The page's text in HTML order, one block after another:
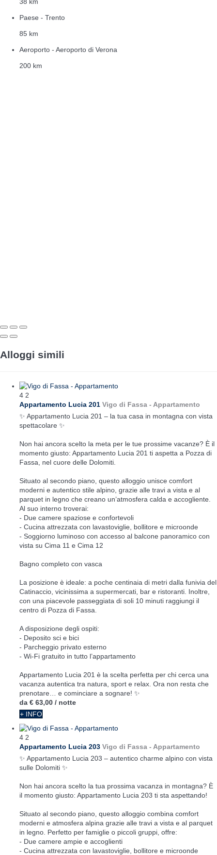
38 km
Paese - Trento
85 km
Aeroporto - Aeroporto di Verona
200 km
Alloggi simili
4 2
Appartamento Lucia 201 Vigo di Fassa - Appartamento
✨ Appartamento Lucia 201 – la tua casa in montagna con vista
spettacolare ✨
Non hai ancora scelto la meta per le tue prossime vacanze? È il
momento giusto: Appartamento Lucia 201 ti aspetta a Pozza di
Fassa, nel cuore delle Dolomiti.
Situato al secondo piano, questo alloggio unisce comfort
moderni e autentico stile alpino, grazie alle travi a vista e al
parquet in legno che creano un’atmosfera calda e accogliente.
Al suo interno troverai:
- Due camere spaziose e confortevoli
- Cucina attrezzata con lavastoviglie, bollitore e microonde
- Soggiorno luminoso con accesso al balcone panoramico con
vista su Cima 11 e Cima 12
Bagno completo con vasca
La posizione è ideale: a poche centinaia di metri dalla funivia del
Catinaccio, vicinissima a supermercati, bar e ristoranti. Inoltre,
con una piacevole passeggiata di soli 10 minuti raggiungi il
centro di Pozza di Fassa.
A disposizione degli ospiti:
- Deposito sci e bici
- Parcheggio privato esterno
- Wi-Fi gratuito in tutto l’appartamento
Appartamento Lucia 201 è la scelta perfetta per chi cerca una
vacanza autentica tra natura, sport e relax. Ora non resta che
prenotare… e cominciare a sognare! ✨
da € 63,00 / notte
+ INFO
4 2
Appartamento Lucia 203 Vigo di Fassa - Appartamento
✨ Appartamento Lucia 203 – autentico charme alpino con vista
sulle Dolomiti ✨
Non hai ancora scelto la tua prossima vacanza in montagna? È
il momento giusto: Appartamento Lucia 203 ti sta aspettando!
Situato al secondo piano, questo alloggio combina comfort
moderni e atmosfera alpina grazie alle travi a vista e al parquet
in legno. Perfetto per famiglie o piccoli gruppi, offre:
- Due camere ampie e accoglienti
- Cucina attrezzata con lavastoviglie, bollitore e microonde